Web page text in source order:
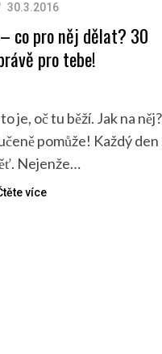
30.3.2016
co pro něj dělat? 30
pro tebe!
je, oč tu běží. Jak na něj?
pomůže! Každý den
Nejenže…
více